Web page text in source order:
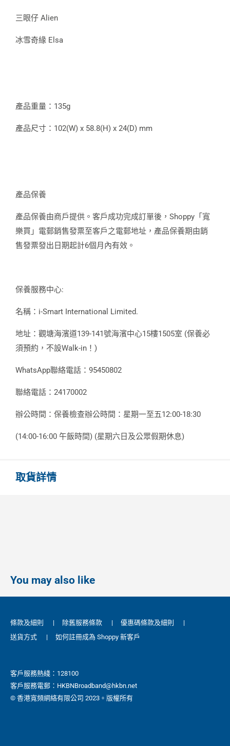
三眼仔 Alien
冰雪奇緣 Elsa
產品重量：135g
產品尺寸：102(W) x 58.8(H) x 24(D) mm
產品保養
產品保養由商戶提供。客戶成功完成訂單後，Shoppy「寬
樂買」電郵銷售發票至客戶之電郵地址，產品保養期由銷
售發票發出日期起計6個月內有效。
保養服務中心:
名稱：i-Smart International Limited.
地址：觀塘海濱道139-141號海濱中心15樓1505室 (保養必
須預約，不設Walk-in！)
WhatsApp聯絡電話：95450802
聯絡電話：24170002
辦公時間：保養檢查辦公時間：星期一至五12:00-18:30
(14:00-16:00 午飯時間) (星期六日及公眾假期休息)
取貨詳情
You may also like
條款及細則 | 除舊服務條款 | 優惠碼條款及細則
|
送貨方式
| 如何註冊成為 Shoppy 新客戶
客戶服務熱綫：128100
客戶服務電郵：HKBNBroadband@hkbn.net
© 香港寬頻網絡有限公司 2023。版權所有